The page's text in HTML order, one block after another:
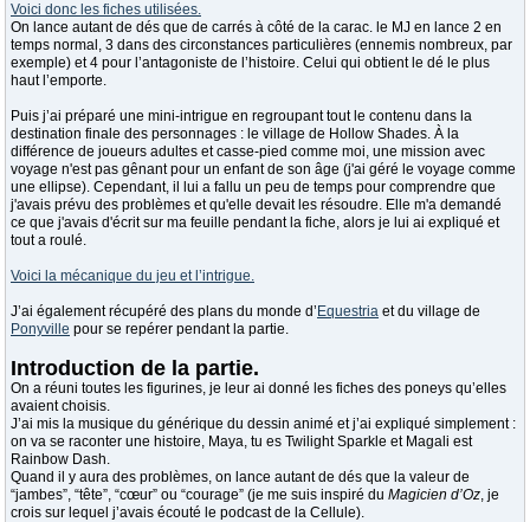
Voici donc les fiches utilisées.
On lance autant de dés que de carrés à côté de la carac. le MJ en lance 2 en
temps normal, 3 dans des circonstances particulières (ennemis nombreux, par
exemple) et 4 pour l’antagoniste de l’histoire. Celui qui obtient le dé le plus
haut l’emporte.
Puis j’ai préparé une mini-intrigue en regroupant tout le contenu dans la
destination finale des personnages : le village de Hollow Shades. À la
différence de joueurs adultes et casse-pied comme moi, une mission avec
voyage n'est pas gênant pour un enfant de son âge (j'ai géré le voyage comme
une ellipse). Cependant, il lui a fallu un peu de temps pour comprendre que
j'avais prévu des problèmes et qu'elle devait les résoudre. Elle m'a demandé
ce que j'avais d'écrit sur ma feuille pendant la fiche, alors je lui ai expliqué et
tout a roulé.
Voici la mécanique du jeu et l’intrigue.
J’ai également récupéré des plans du monde d’ Equestria et du village de
Ponyville pour se repérer pendant la partie.
Introduction de la partie.
On a réuni toutes les figurines, je leur ai donné les fiches des poneys qu’elles
avaient choisis.
J’ai mis la musique du générique du dessin animé et j’ai expliqué simplement :
on va se raconter une histoire, Maya, tu es Twilight Sparkle et Magali est
Rainbow Dash.
Quand il y aura des problèmes, on lance autant de dés que la valeur de
“jambes”, “tête”, “cœur” ou “courage” (je me suis inspiré du Magicien d’Oz, je
crois sur lequel j’avais écouté le podcast de la Cellule).